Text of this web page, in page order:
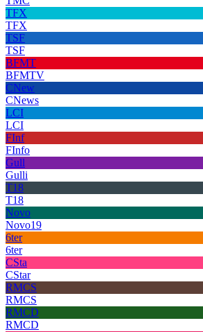
TFX
TFX
TSF
TSF
BFMT
BFMTV
CNew
CNews
LCI
LCI
FInf
FInfo
Gull
Gulli
T18
T18
Novo
Novo19
6ter
6ter
CSta
CStar
RMCS
RMCS
RMCD
RMCD